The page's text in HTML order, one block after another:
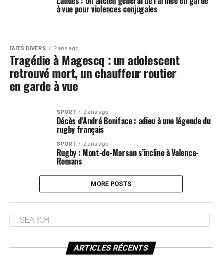
à vue pour violences conjugales
FAITS DIVERS 2 ans ago
Tragédie à Magescq : un adolescent
retrouvé mort, un chauffeur routier
en garde à vue
SPORT 2 ans ago
Décès d’André Boniface : adieu à une légende du
rugby français
SPORT 2 ans ago
Rugby : Mont-de-Marsan s’incline à Valence-
Romans
MORE POSTS
ARTICLES RÉCENTS